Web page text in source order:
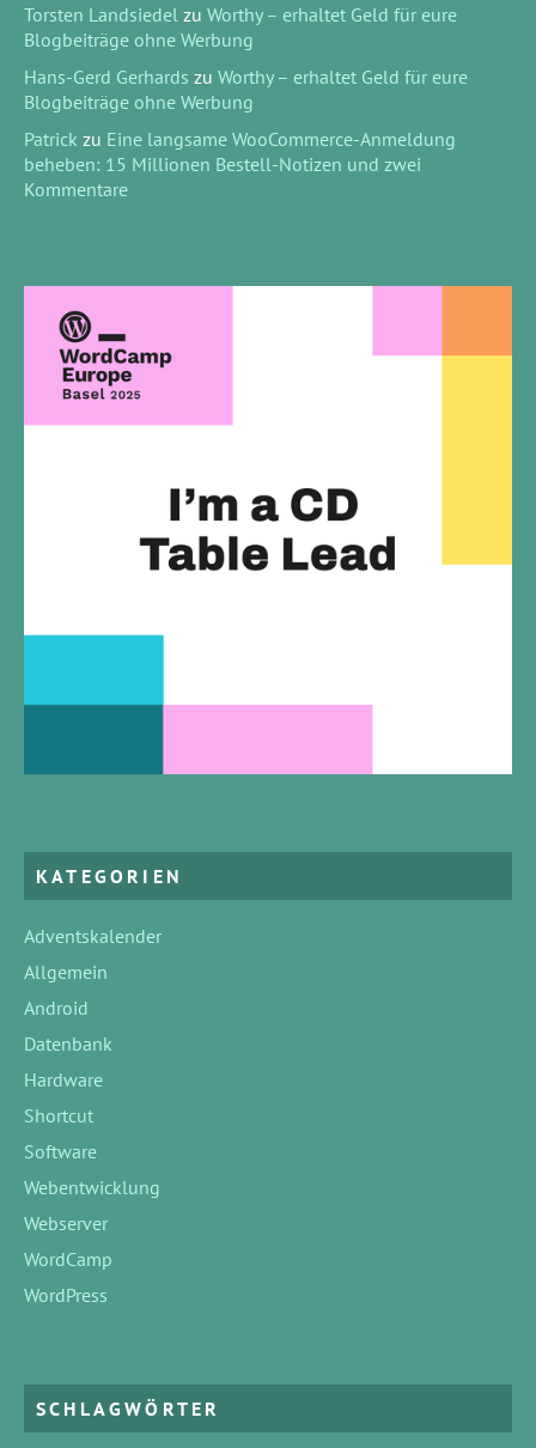
Torsten Landsiedel zu Worthy – erhaltet Geld für eure
Blogbeiträge ohne Werbung
Hans-Gerd Gerhards zu Worthy – erhaltet Geld für eure
Blogbeiträge ohne Werbung
Patrick zu Eine langsame WooCommerce-Anmeldung
beheben: 15 Millionen Bestell-Notizen und zwei
Kommentare
KATEGORIEN
Adventskalender
Allgemein
Android
Datenbank
Hardware
Shortcut
Software
Webentwicklung
Webserver
WordCamp
WordPress
SCHLAGWÖRTER